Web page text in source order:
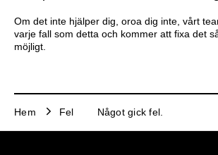
Om det inte hjälper dig, oroa dig inte, vårt
varje fall som detta och kommer att fixa det
möjligt.
Hem Fel Något gick fel.